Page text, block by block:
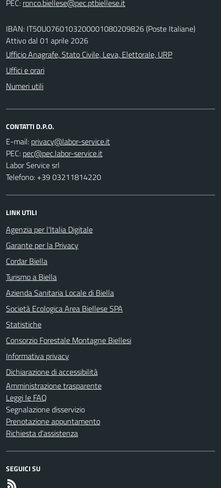
PEC:
IBAN: IT50U0760103200001080209826 (Poste Italiane)
Attivo dal 01 aprile 2026
Ufficio Anagrafe, Stato Civile, Leva, Elettorale, URP
Uffici e orari
Numeri utili
CONTATTI D.P.O.
E-mail:
PEC:
Labor Service srl
Telefono: +39 03211814220
LINK UTILI
Agenzia per l'Italia Digitale
Garante per la Privacy
Cordar Biella
Turismo a Biella
Azienda Sanitaria Locale di Biella
Società Ecologica Area Biellese SPA
Statistiche
Consorzio Forestale Montagne Biellesi
Informativa privacy
Dichiarazione di accessibilità
Amministrazione trasparente
Leggi le FAQ
Segnalazione disservizio
Prenotazione appuntamento
Richiesta d'assistenza
SEGUICI SU